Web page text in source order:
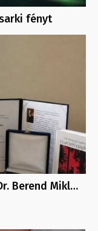
fényt
Berend Mikl…